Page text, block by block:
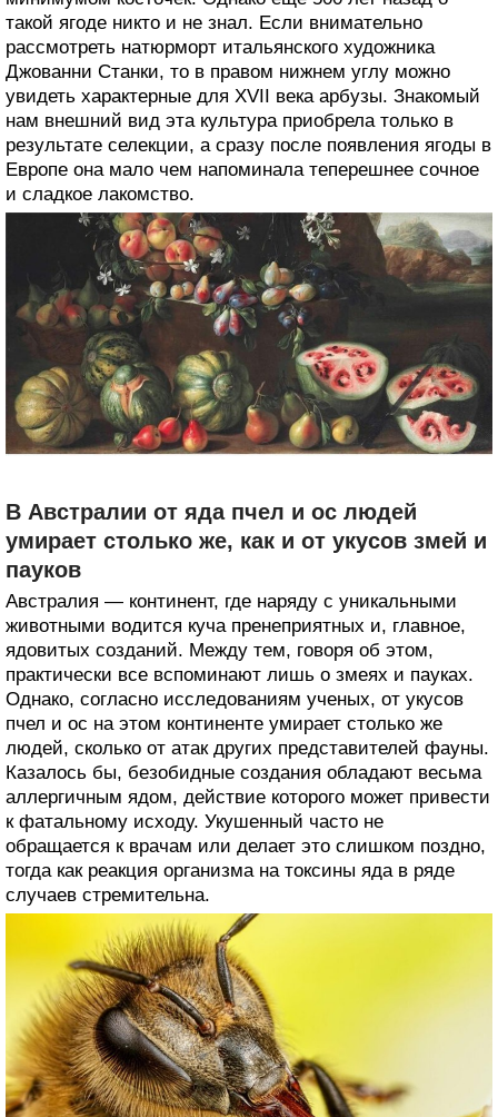
такой ягоде никто и не знал. Если внимательно
рассмотреть натюрморт итальянского художника
Джованни Станки, то в правом нижнем углу можно
увидеть характерные для XVII века арбузы. Знакомый
нам внешний вид эта культура приобрела только в
результате селекции, а сразу после появления ягоды в
Европе она мало чем напоминала теперешнее сочное
и сладкое лакомство.
В Австралии от яда пчел и ос людей
умирает столько же, как и от укусов змей и
пауков
Австралия — континент, где наряду с уникальными
животными водится куча пренеприятных и, главное,
ядовитых созданий. Между тем, говоря об этом,
практически все вспоминают лишь о змеях и пауках.
Однако, согласно исследованиям ученых, от укусов
пчел и ос на этом континенте умирает столько же
людей, сколько от атак других представителей фауны.
Казалось бы, безобидные создания обладают весьма
аллергичным ядом, действие которого может привести
к фатальному исходу. Укушенный часто не
обращается к врачам или делает это слишком поздно,
тогда как реакция организма на токсины яда в ряде
случаев стремительна.